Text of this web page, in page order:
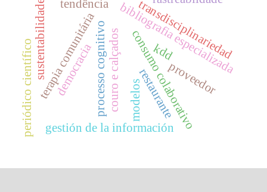
processo cognitivo consumo colaborativo
bibliografia especializada
transdisciplinariedad
kdd
gestión de la información
terapia comunitária
sustentabilidade tendência
democracia
periódico científico couro e calçados modelos
proveedor
restaurante